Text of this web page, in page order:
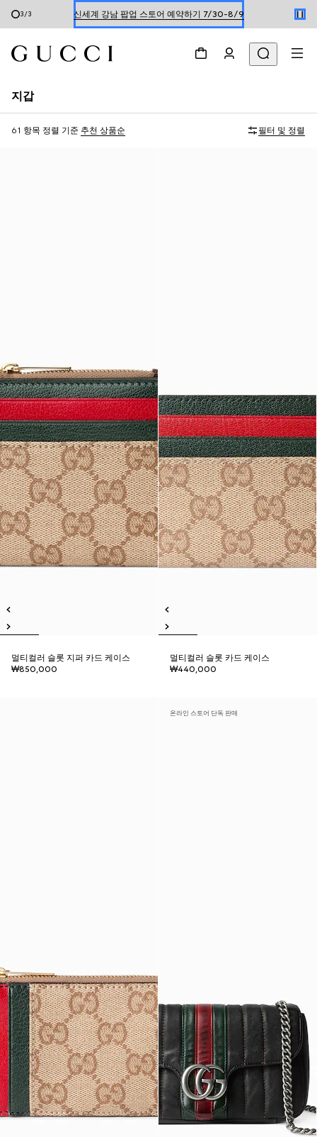
1/3 신세계 강남 팝업 스토어 예약하기 7/30-8/9
지갑
61 항목 정렬 기준 추천 상품순 필터 및 정렬
멀티컬러 슬롯 지퍼 카드 케이스
₩850,000
멀티컬러 슬롯 카드 케이스
₩440,000
온라인 스토어 단독 판매